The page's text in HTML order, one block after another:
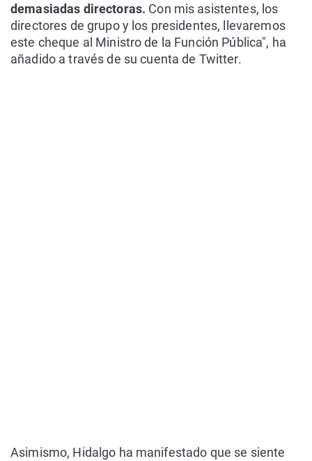
demasiadas directoras. Con mis asistentes, los
directores de grupo y los presidentes, llevaremos
este cheque al Ministro de la Función Pública", ha
añadido a través de su cuenta de Twitter.
Asimismo, Hidalgo ha manifestado que se siente